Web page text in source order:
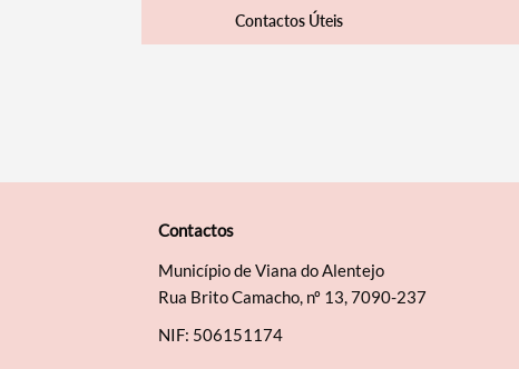
Contactos Úteis
Contactos
Município de Viana do Alentejo
Rua Brito Camacho, nº 13, 7090-237
NIF: 506151174